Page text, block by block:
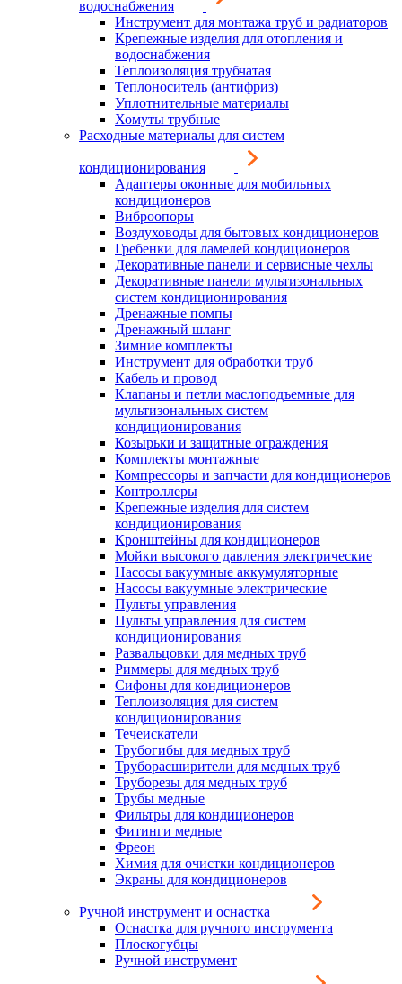
водоснабжения
Инструмент для монтажа труб и радиаторов
Крепежные изделия для отопления и
водоснабжения
Теплоизоляция трубчатая
Теплоноситель (антифриз)
Уплотнительные материалы
Хомуты трубные
Расходные материалы для систем
кондиционирования
Адаптеры оконные для мобильных
кондиционеров
Виброопоры
Воздуховоды для бытовых кондиционеров
Гребенки для ламелей кондиционеров
Декоративные панели и сервисные чехлы
Декоративные панели мультизональных
систем кондиционирования
Дренажные помпы
Дренажный шланг
Зимние комплекты
Инструмент для обработки труб
Кабель и провод
Клапаны и петли маслоподъемные для
мультизональных систем
кондиционирования
Козырьки и защитные ограждения
Комплекты монтажные
Компрессоры и запчасти для кондиционеров
Контроллеры
Крепежные изделия для систем
кондиционирования
Кронштейны для кондиционеров
Мойки высокого давления электрические
Насосы вакуумные аккумуляторные
Насосы вакуумные электрические
Пульты управления
Пульты управления для систем
кондиционирования
Развальцовки для медных труб
Риммеры для медных труб
Сифоны для кондиционеров
Теплоизоляция для систем
кондиционирования
Течеискатели
Трубогибы для медных труб
Труборасширители для медных труб
Труборезы для медных труб
Трубы медные
Фильтры для кондиционеров
Фитинги медные
Фреон
Химия для очистки кондиционеров
Экраны для кондиционеров
Ручной инструмент и оснастка
Оснастка для ручного инструмента
Плоскогубцы
Ручной инструмент